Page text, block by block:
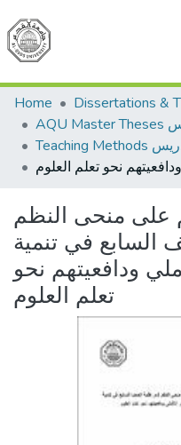
All
Home
على منحى النظم
السابع في تنمية
ودافعيتهم نحو
تعلم العلوم